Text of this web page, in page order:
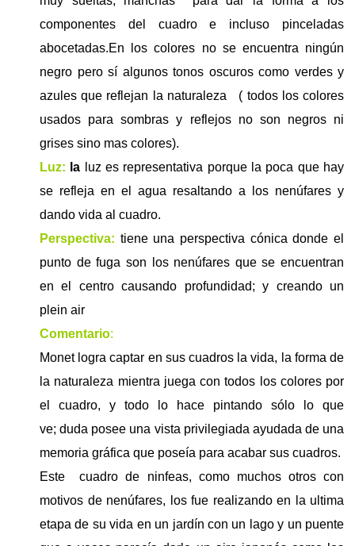
componentes del cuadro e incluso pinceladas
abocetadas.En los colores no se encuentra ningún
negro pero sí algunos tonos oscuros como verdes y
azules que reflejan la naturaleza ( todos los colores
usados para sombras y reflejos no son negros ni
grises sino mas colores).
Luz: la luz es representativa porque la poca que hay
se refleja en el agua resaltando a los nenúfares y
dando vida al cuadro.
Perspectiva: tiene una perspectiva cónica donde el
punto de fuga son los nenúfares que se encuentran
en el centro causando profundidad; y creando un
plein air
Comentario:
Monet logra captar en sus cuadros la vida, la forma de
la naturaleza mientra juega con todos los colores por
el cuadro, y todo lo hace pintando sólo lo que
ve; duda posee una vista privilegiada ayudada de una
memoria gráfica que poseía para acabar sus cuadros.
Este
cuadro de ninfeas, como muchos otros con
motivos de nenúfares, los fue realizando en la ultima
etapa de su vida en un jardín con un lago y un puente